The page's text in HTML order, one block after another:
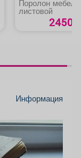
Поролон
листовой
2450
Информация